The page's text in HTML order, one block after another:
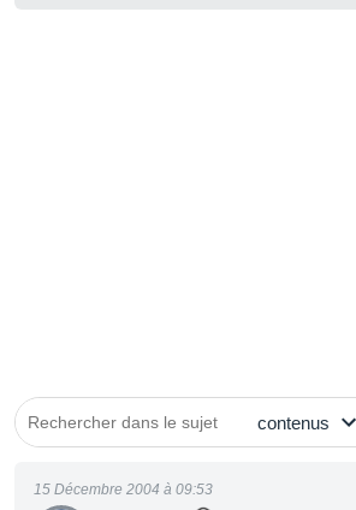
15 Décembre 2004 à 09:53